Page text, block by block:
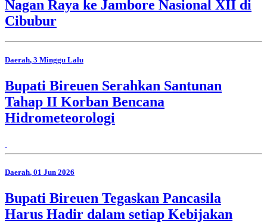
Nagan Raya ke Jambore Nasional XII di
Cibubur
Daerah, 3 Minggu Lalu
Bupati Bireuen Serahkan Santunan
Tahap II Korban Bencana
Hidrometeorologi
Daerah, 01 Jun 2026
Bupati Bireuen Tegaskan Pancasila
Harus Hadir dalam setiap Kebijakan